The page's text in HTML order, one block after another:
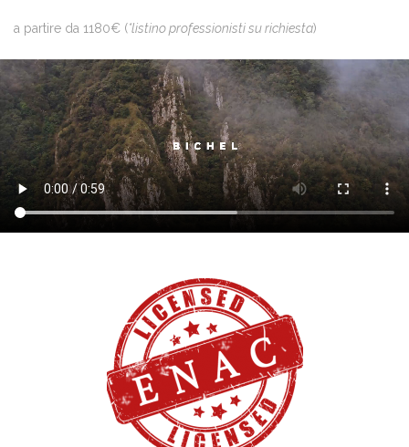
a partire da 1180€ (*listino professionisti su richiesta)